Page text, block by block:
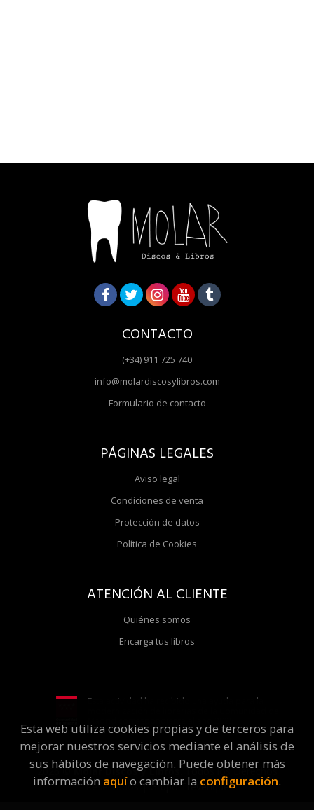
CONTACTO
(+34) 911 725 740
info@molardiscosylibros.com
Formulario de contacto
PÁGINAS LEGALES
Aviso legal
Condiciones de venta
Protección de datos
Política de Cookies
ATENCIÓN AL CLIENTE
Quiénes somos
Encarga tus libros
Esta actividad ha recibido una ayuda para la
2026 ©Molar Discos y Libros. Todos los Derechos
Reservados |Grupo Trevenque
Esta web utiliza cookies propias y de terceros para
mejorar nuestros servicios mediante el análisis de
sus hábitos de navegación. Puede obtener más
información aquío cambiar la configuración.